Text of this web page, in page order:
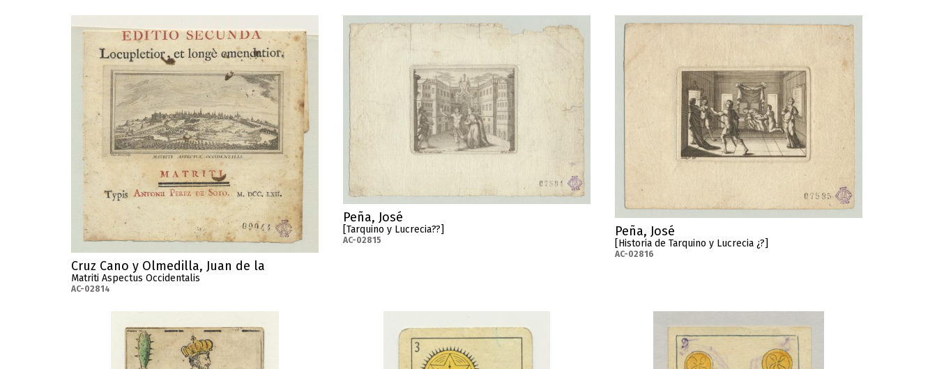
Cruz Cano y Olmedilla, Juan de la
Matriti Aspectus Occidentalis
AC-02814
Peña, José
[Tarquino y Lucrecia??]
AC-02815
Peña, José
[Historia de Tarquino y Lucrecia ¿?]
AC-02816